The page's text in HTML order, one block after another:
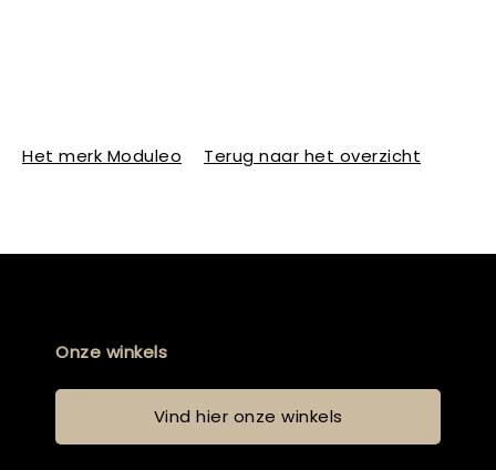
Het merk Moduleo Terug naar het overzicht
Onze winkels
Vind hier onze winkels